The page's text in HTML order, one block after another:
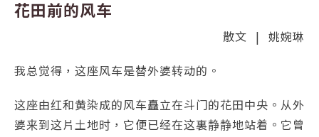
花田前的风车
散文 | 姚婉琳
我总觉得，这座风车是替外婆转动的。
这座由红和黄染成的风车矗立在斗门的花田中央。从外
婆来到这片土地时，它便已经在这裏静静地站着。它曾